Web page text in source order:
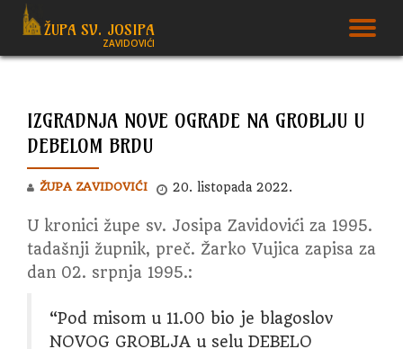
to
ŽUPA SV. JOSIPA
ZAVIDOVIĆI
IZGRADNJA NOVE OGRADE NA GROBLJU U
DEBELOM BRDU
ŽUPA ZAVIDOVIĆI 20. listopada 2022.
U kronici župe sv. Josipa Zavidovići za 1995.
tadašnji župnik, preč. Žarko Vujica zapisa za
dan 02. srpnja 1995.:
“Pod misom u 11.00 bio je blagoslov
NOVOG GROBLJA u selu DEBELO